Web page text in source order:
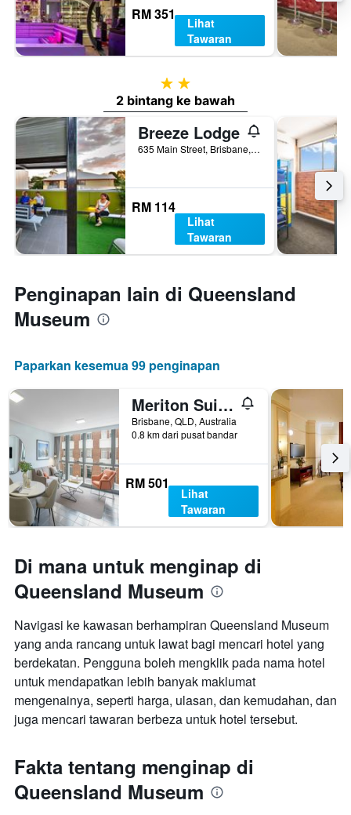
RM 351
Lihat
Tawaran
2 bintang
2 bintang ke bawah
Breeze Lodge
635 Main Street, Brisbane, QLD, Australia
RM 114
Lihat
Tawaran
Penginapan lain di Queensland
Museum
Paparkan kesemua 99 penginapan
Meriton Suites Adelaide Street, Brisbane
Brisbane, QLD, Australia
0.8 km dari pusat bandar
RM 501
Lihat
Tawaran
Di mana untuk menginap di
Queensland Museum
Navigasi ke kawasan berhampiran Queensland Museum
yang anda rancang untuk lawat bagi mencari hotel yang
berdekatan. Pengguna boleh mengklik pada nama hotel
untuk mendapatkan lebih banyak maklumat
mengenainya, seperti harga, ulasan, dan kemudahan, dan
juga mencari tawaran berbeza untuk hotel tersebut.
Fakta tentang menginap di
Queensland Museum